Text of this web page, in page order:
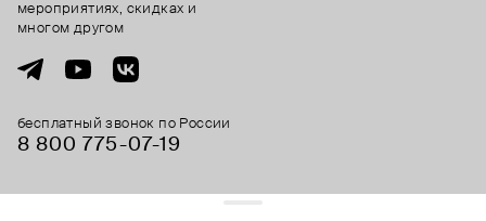
бесплатный звонок по России
8 800 775⁠-07⁠-19
мероприятиях, скидках и
многом другом